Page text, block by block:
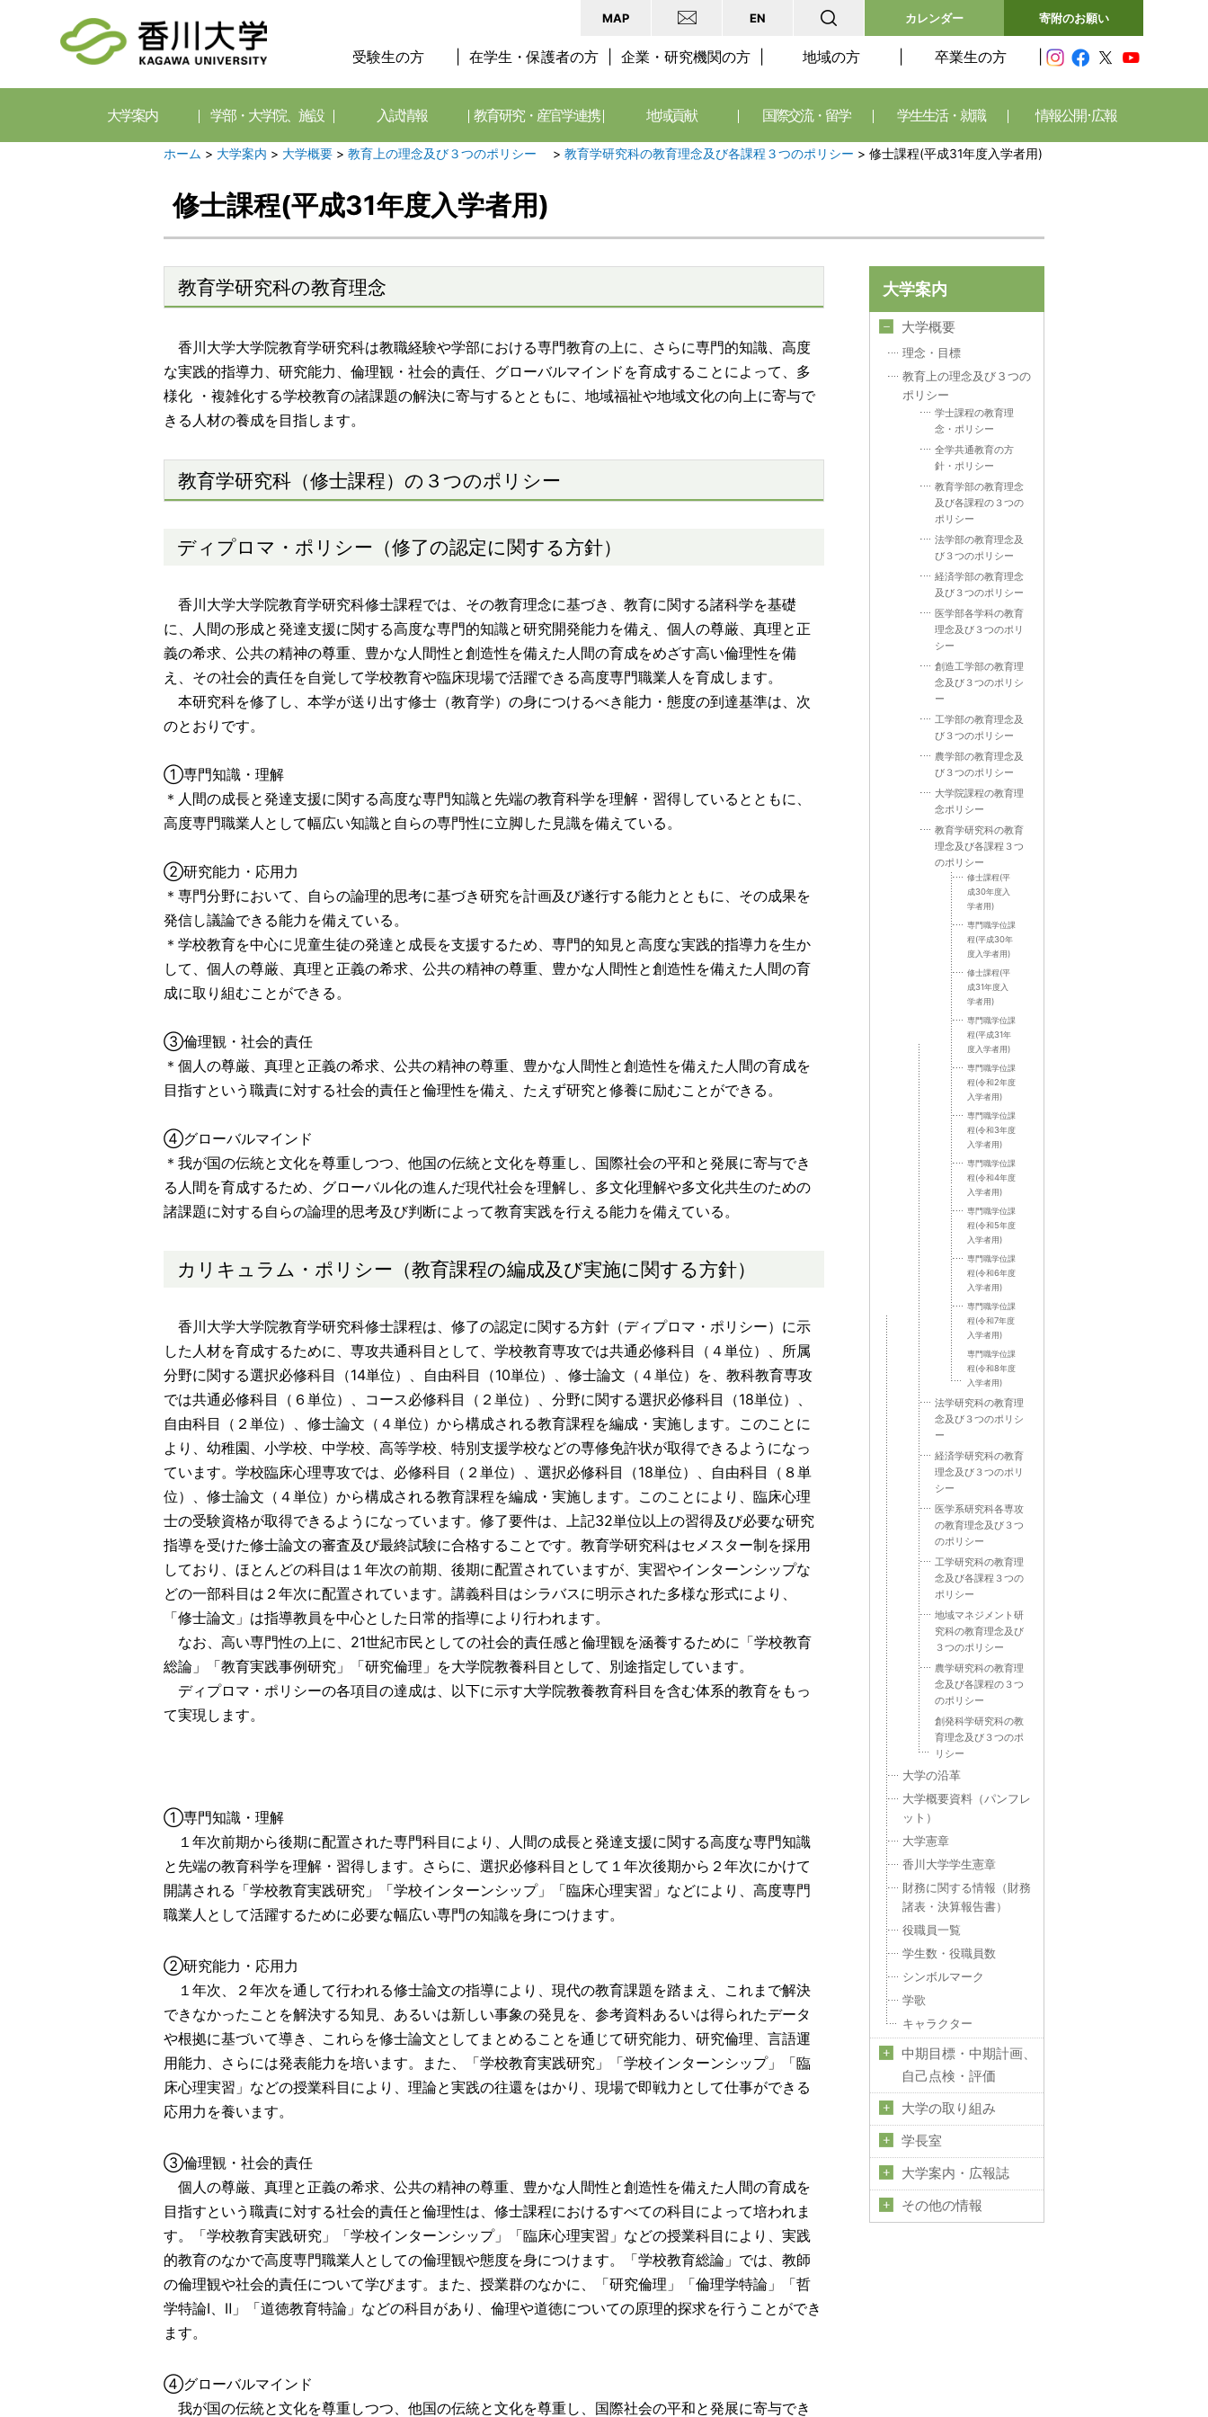
MAP EN カレンダー 寄附のお願い
受験生の方 在学生・保護者の方 企業・研究機関の方 地域の方 卒業生の方
大学案内 学部・大学院、施設 入試情報 教育研究・産官学連携 地域貢献 国際交流・留学 学生生活・就職 情報公開･広報
ホーム > 大学案内 > 大学概要 > 教育上の理念及び３つのポリシー > 教育学研究科の教育理念及び各課程３つのポリシー > 修士課程(平成31年度入学者用)
修士課程(平成31年度入学者用)
教育学研究科の教育理念
香川大学大学院教育学研究科は教職経験や学部における専門教育の上に、さらに専門的知識、高度
な実践的指導力、研究能力、倫理観・社会的責任、グローバルマインドを育成することによって、多
様化 ・複雑化する学校教育の諸課題の解決に寄与するとともに、地域福祉や地域文化の向上に寄与で
きる人材の養成を目指します。
教育学研究科（修士課程）の３つのポリシー
ディプロマ・ポリシー（修了の認定に関する方針）
香川大学大学院教育学研究科修士課程では、その教育理念に基づき、教育に関する諸科学を基礎
に、人間の形成と発達支援に関する高度な専門的知識と研究開発能力を備え、個人の尊厳、真理と正
義の希求、公共の精神の尊重、豊かな人間性と創造性を備えた人間の育成をめざす高い倫理性を備
え、その社会的責任を自覚して学校教育や臨床現場で活躍できる高度専門職業人を育成します。
本研究科を修了し、本学が送り出す修士（教育学）の身につけるべき能力・態度の到達基準は、次
のとおりです。
①専門知識・理解
＊人間の成長と発達支援に関する高度な専門知識と先端の教育科学を理解・習得しているとともに、
高度専門職業人として幅広い知識と自らの専門性に立脚した見識を備えている。
②研究能力・応用力
＊専門分野において、自らの論理的思考に基づき研究を計画及び遂行する能力とともに、その成果を
発信し議論できる能力を備えている。
＊学校教育を中心に児童生徒の発達と成長を支援するため、専門的知見と高度な実践的指導力を生か
して、個人の尊厳、真理と正義の希求、公共の精神の尊重、豊かな人間性と創造性を備えた人間の育
成に取り組むことができる。
③倫理観・社会的責任
＊個人の尊厳、真理と正義の希求、公共の精神の尊重、豊かな人間性と創造性を備えた人間の育成を
目指すという職責に対する社会的責任と倫理性を備え、たえず研究と修養に励むことができる。
④グローバルマインド
＊我が国の伝統と文化を尊重しつつ、他国の伝統と文化を尊重し、国際社会の平和と発展に寄与でき
る人間を育成するため、グローバル化の進んだ現代社会を理解し、多文化理解や多文化共生のための
諸課題に対する自らの論理的思考及び判断によって教育実践を行える能力を備えている。
カリキュラム・ポリシー（教育課程の編成及び実施に関する方針）
香川大学大学院教育学研究科修士課程は、修了の認定に関する方針（ディプロマ・ポリシー）に示
した人材を育成するために、専攻共通科目として、学校教育専攻では共通必修科目（４単位）、所属
分野に関する選択必修科目（14単位）、自由科目（10単位）、修士論文（４単位）を、教科教育専攻
では共通必修科目（６単位）、コース必修科目（２単位）、分野に関する選択必修科目（18単位）、
自由科目（２単位）、修士論文（４単位）から構成される教育課程を編成・実施します。このことに
より、幼稚園、小学校、中学校、高等学校、特別支援学校などの専修免許状が取得できるようになっ
ています。学校臨床心理専攻では、必修科目（２単位）、選択必修科目（18単位）、自由科目（８単
位）、修士論文（４単位）から構成される教育課程を編成・実施します。このことにより、臨床心理
士の受験資格が取得できるようになっています。修了要件は、上記32単位以上の習得及び必要な研究
指導を受けた修士論文の審査及び最終試験に合格することです。教育学研究科はセメスター制を採用
しており、ほとんどの科目は１年次の前期、後期に配置されていますが、実習やインターンシップな
どの一部科目は２年次に配置されています。講義科目はシラバスに明示された多様な形式により、
「修士論文」は指導教員を中心とした日常的指導により行われます。
なお、高い専門性の上に、21世紀市民としての社会的責任感と倫理観を涵養するために「学校教育
総論」「教育実践事例研究」「研究倫理」を大学院教養科目として、別途指定しています。
ディプロマ・ポリシーの各項目の達成は、以下に示す大学院教養教育科目を含む体系的教育をもっ
て実現します。
①専門知識・理解
１年次前期から後期に配置された専門科目により、人間の成長と発達支援に関する高度な専門知識
と先端の教育科学を理解・習得します。さらに、選択必修科目として１年次後期から２年次にかけて
開講される「学校教育実践研究」「学校インターンシップ」「臨床心理実習」などにより、高度専門
職業人として活躍するために必要な幅広い専門の知識を身につけます。
②研究能力・応用力
１年次、２年次を通して行われる修士論文の指導により、現代の教育課題を踏まえ、これまで解決
できなかったことを解決する知見、あるいは新しい事象の発見を、参考資料あるいは得られたデータ
や根拠に基づいて導き、これらを修士論文としてまとめることを通じて研究能力、研究倫理、言語運
用能力、さらには発表能力を培います。また、「学校教育実践研究」「学校インターンシップ」「臨
床心理実習」などの授業科目により、理論と実践の往還をはかり、現場で即戦力として仕事ができる
応用力を養います。
③倫理観・社会的責任
個人の尊厳、真理と正義の希求、公共の精神の尊重、豊かな人間性と創造性を備えた人間の育成を
目指すという職責に対する社会的責任と倫理性は、修士課程におけるすべての科目によって培われま
す。「学校教育実践研究」「学校インターンシップ」「臨床心理実習」などの授業科目により、実践
的教育のなかで高度専門職業人としての倫理観や態度を身につけます。「学校教育総論」では、教師
の倫理観や社会的責任について学びます。また、授業群のなかに、「研究倫理」「倫理学特論」「哲
学特論Ⅰ、Ⅱ」「道徳教育特論」などの科目があり、倫理や道徳についての原理的探求を行うことができ
ます。
④グローバルマインド
我が国の伝統と文化を尊重しつつ、他国の伝統と文化を尊重し、国際社会の平和と発展に寄与でき
大学案内
大学概要
理念・目標
教育上の理念及び３つの
ポリシー
学士課程の教育理
念・ポリシー
全学共通教育の方
針・ポリシー
教育学部の教育理念
及び各課程の３つの
ポリシー
法学部の教育理念及
び３つのポリシー
経済学部の教育理念
及び３つのポリシー
医学部各学科の教育
理念及び３つのポリ
シー
創造工学部の教育理
念及び３つのポリシ
ー
工学部の教育理念及
び３つのポリシー
農学部の教育理念及
び３つのポリシー
大学院課程の教育理
念ポリシー
教育学研究科の教育
理念及び各課程３つ
のポリシー
修士課程(平
成30年度入
学者用)
専門職学位課
程(平成30年
度入学者用)
修士課程(平
成31年度入
学者用)
専門職学位課
程(平成31年
度入学者用)
専門職学位課
程(令和2年度
入学者用)
専門職学位課
程(令和3年度
入学者用)
専門職学位課
程(令和4年度
入学者用)
専門職学位課
程(令和5年度
入学者用)
専門職学位課
程(令和6年度
入学者用)
専門職学位課
程(令和7年度
入学者用)
専門職学位課
程(令和8年度
入学者用)
法学研究科の教育理
念及び３つのポリシ
ー
経済学研究科の教育
理念及び３つのポリ
シー
医学系研究科各専攻
の教育理念及び３つ
のポリシー
工学研究科の教育理
念及び各課程３つの
ポリシー
地域マネジメント研
究科の教育理念及び
３つのポリシー
農学研究科の教育理
念及び各課程の３つ
のポリシー
創発科学研究科の教
育理念及び３つのポ
リシー
大学の沿革
大学概要資料（パンフレ
ット）
大学憲章
香川大学学生憲章
財務に関する情報（財務
諸表・決算報告書）
役職員一覧
学生数・役職員数
シンボルマーク
学歌
キャラクター
中期目標・中期計画、
自己点検・評価
大学の取り組み
学長室
大学案内・広報誌
その他の情報